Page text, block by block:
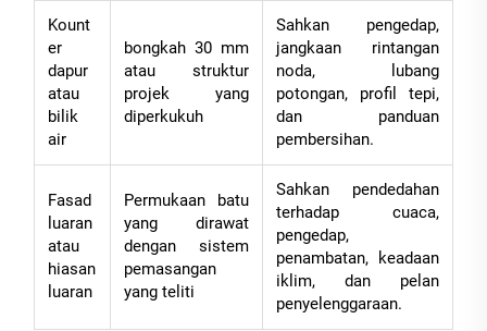
Kount
er
dapur
atau
bilik
air
bongkah 30 mm
atau struktur
projek yang
diperkukuh
Sahkan pengedap,
jangkaan rintangan
noda, lubang
potongan, profil tepi,
dan panduan
pembersihan.
Fasad
luaran
atau
hiasan
luaran
Permukaan batu
yang dirawat
dengan sistem
pemasangan
yang teliti
Sahkan pendedahan
terhadap cuaca,
pengedap,
penambatan, keadaan
iklim, dan pelan
penyelenggaraan.